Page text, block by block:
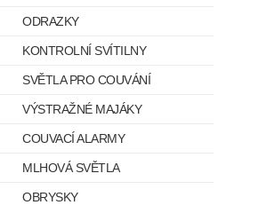
ODRAZKY
KONTROLNÍ SVÍTILNY
SVĚTLA PRO COUVÁNÍ
VÝSTRAŽNÉ MAJÁKY
COUVACÍ ALARMY
MLHOVÁ SVĚTLA
OBRYSKY